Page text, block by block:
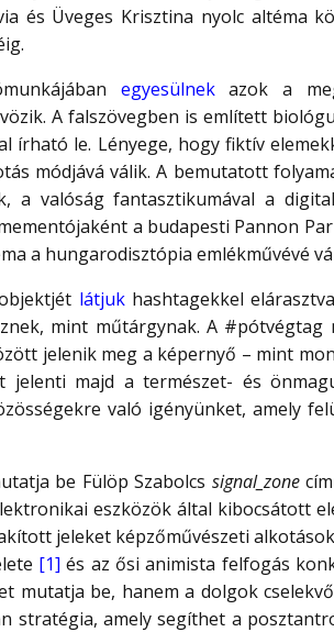
és Üveges Krisztina nyolc altéma
egyesülnekazok a
A falszövegben is említett
írható le. Lényege, hogy fiktív
módjává válik. A bemutatott
a valóság fantasztikumával a
a budapesti Pannon
a hungarodisztópia emlékművévé
látjukhashtagekkel
mint műtárgynak. A #pótvégtag
jelenik meg a képernyő – mint
majd a természet- és
való igényünket, amely
be Fülöp Szabolcs signal_zone
eszközök által kibocsátott
jeleket képzőművészeti
[1] és az ősi animista felfogás
mutatja be, hanem a dolgok
stratégia, amely segíthet a